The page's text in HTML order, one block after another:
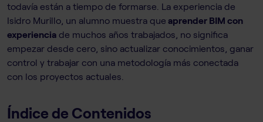
todavía están a tiempo de formarse. La experiencia de
Isidro Murillo, un alumno muestra que aprender BIM con
experiencia de muchos años trabajados, no significa
empezar desde cero, sino actualizar conocimientos, ganar
control y trabajar con una metodología más conectada
con los proyectos actuales.
Índice de Contenidos